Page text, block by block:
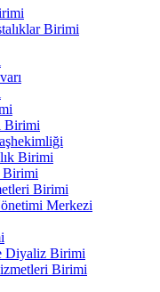
Birimi
Birimi
Birimi
Birimi
Birimi
Merkezi
Diyaliz Birimi
Birimi